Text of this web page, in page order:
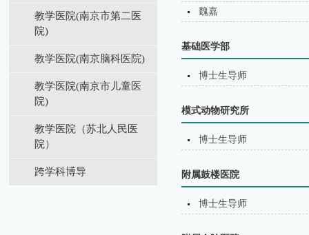
教学医院(南京市第二医
院)
教学医院(南京脑科医院)
教学医院(南京市儿童医
院)
教学医院（苏北⼈⺠医
院）
跨学科博导
魏嘉
基础医学部
博士生导师
模式动物研究所
博士生导师
附属鼓楼医院
博士生导师